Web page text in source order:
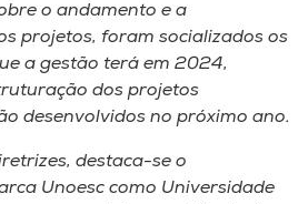
o andamento e a
projetos, foram socializados os
a gestão terá em 2024,
dos projetos
desenvolvidos no próximo ano.
destaca-se o
Unoesc como Universidade